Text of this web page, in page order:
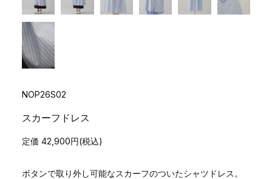
NOP26S02
スカーフドレス
定価 42,900円(税込)
ボタンで取り外し可能なスカーフのついたシャツドレス。